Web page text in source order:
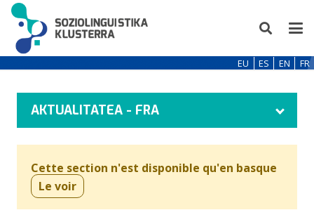
EU ES EN FR
AKTUALITATEA - FRA
Cette section n'est disponible qu'en basque
Le voir